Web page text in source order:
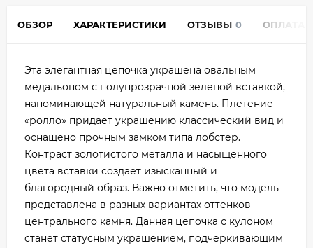
ОБЗОР ХАРАКТЕРИСТИКИ ОТЗЫВЫ 0 ОПЛАТА
Эта элегантная цепочка украшена овальным
медальоном с полупрозрачной зеленой вставкой,
напоминающей натуральный камень. Плетение
«ролло» придает украшению классический вид и
оснащено прочным замком типа лобстер.
Контраст золотистого металла и насыщенного
цвета вставки создает изысканный и
благородный образ. Важно отметить, что модель
представлена в разных вариантах оттенков
центрального камня. Данная цепочка с кулоном
станет статусным украшением, подчеркивающим